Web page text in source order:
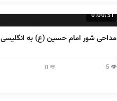
0:00:51
مداحی شور امام حسین (ع) به انگلیسی
👁 5
💬 0